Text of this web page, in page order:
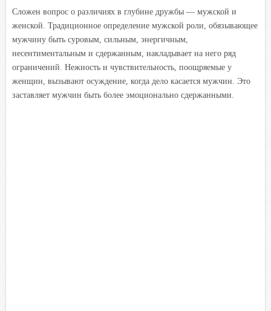
Сложен вопрос о различиях в глубине дружбы — мужской и
женской. Традиционное определение мужской роли, обязывающее
мужчину быть суровым, сильным, энергичным,
несентиментальным и сдержанным, накладывает на него ряд
ограничений. Нежность и чувствительность, поощряемые у
женщин, вызывают осуждение, когда дело касается мужчин. Это
заставляет мужчин быть более эмоционально сдержанными.